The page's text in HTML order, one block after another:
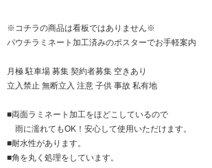
※コチラの商品は看板ではありません※
パウチラミネート加工済みのポスターでお手軽案内
月極 駐車場 募集 契約者募集 空きあり
立入禁止 無断立入 注意 子供 事故 私有地
■両面ラミネート加工をほどこしているので
雨に濡れてもOK！安心して使用いただけます。
■耐水性があります。
■角を丸く処理をしています。